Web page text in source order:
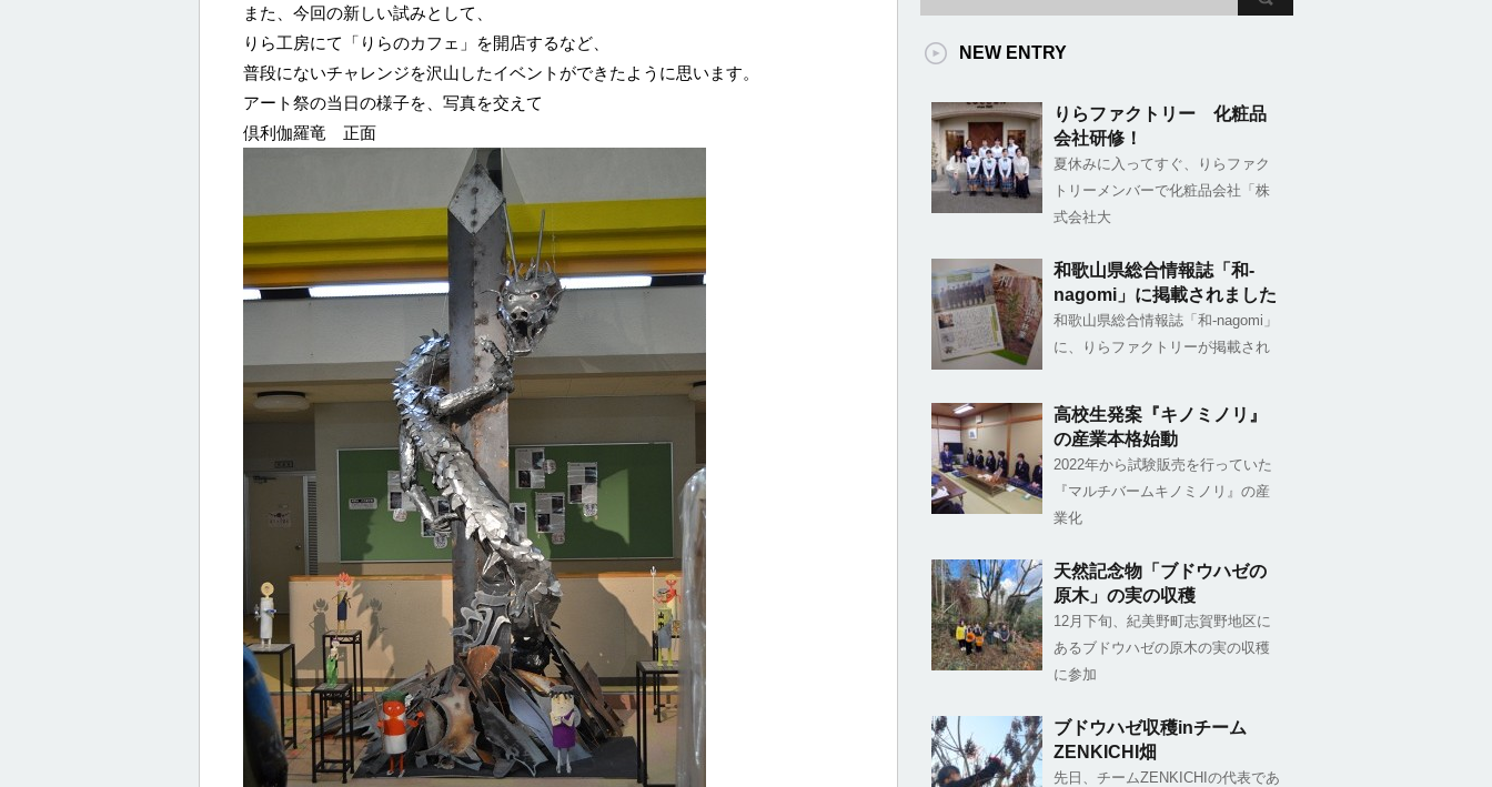
また、今回の新しい試みとして、
りら工房にて「りらのカフェ」を開店するなど、
普段にないチャレンジを沢山したイベントができたように思います。
アート祭の当日の様子を、写真を交えて
倶利伽羅竜 正面
NEW ENTRY
りらファクトリー 化粧品
会社研修！
夏休みに入ってすぐ、りらファク
トリーメンバーで化粧品会社「株
式会社大
和歌山県総合情報誌「和-
nagomi」に掲載されました
和歌山県総合情報誌「和-nagomi」
に、りらファクトリーが掲載され
高校生発案『キノミノリ』
の産業本格始動
2022年から試験販売を行っていた
『マルチバームキノミノリ』の産
業化
天然記念物「ブドウハゼの
原木」の実の収穫
12月下旬、紀美野町志賀野地区に
あるブドウハゼの原木の実の収穫
に参加
ブドウハゼ収穫inチーム
ZENKICHI畑
先日、チームZENKICHIの代表であ